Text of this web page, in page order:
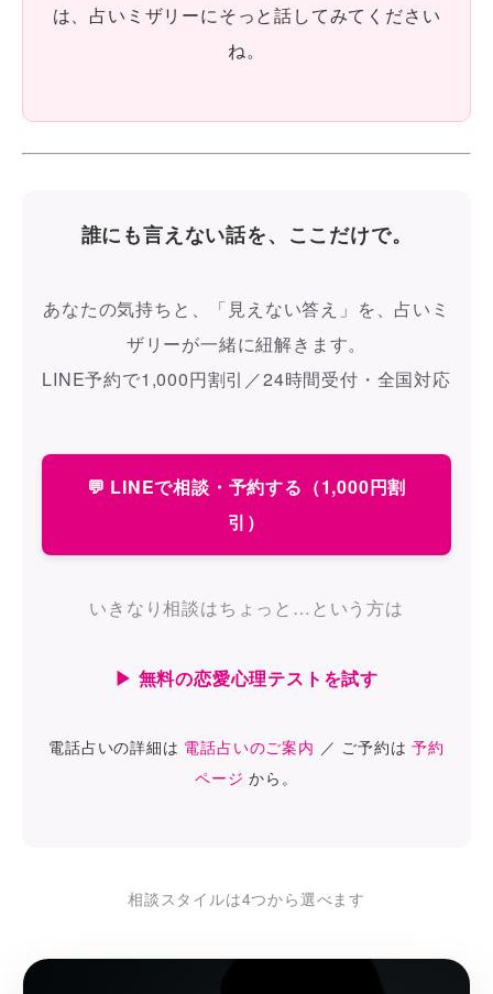
は、占いミザリーにそっと話してみてください
ね。
誰にも言えない話を、ここだけで。
あなたの気持ちと、「見えない答え」を、占いミ
ザリーが一緒に紐解きます。
LINE予約で1,000円割引／24時間受付・全国対応
💬 LINEで相談・予約する（1,000円割
引）
いきなり相談はちょっと…という方は
▶ 無料の恋愛心理テストを試す
電話占いの詳細は 電話占いのご案内 ／ ご予約は予約
ページ から。
相談スタイルは4つから選べます